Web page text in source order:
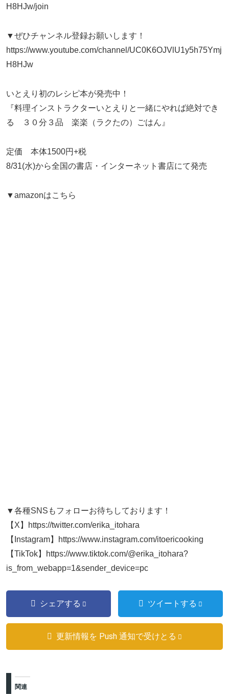
H8HJw/join
▼ぜひチャンネル登録お願いします！
https://www.youtube.com/channel/UC0K6OJVlU1y5h75Ymj
H8HJw
いとえり初のレシピ本が発売中！
『料理インストラクターいとえりと一緒にやれば絶対でき
る ３０分３品 楽楽（ラクたの）ごはん』
定価 本体1500円+税
8/31(水)から全国の書店・インターネット書店にて発売
▼amazonはこちら
▼各種SNSもフォローお待ちしております！
【X】https://twitter.com/erika_itohara
【Instagram】https://www.instagram.com/itoericooking
【TikTok】https://www.tiktok.com/@erika_itohara?
is_from_webapp=1&sender_device=pc
シェアする ツイートする
更新情報を Push 通知で受けとる
関連